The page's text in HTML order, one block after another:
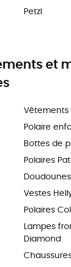
Petzl
et
Vêtements
Polaire
Bottes de
Polaires
Vestes
Polaires
Lampes
Diamond